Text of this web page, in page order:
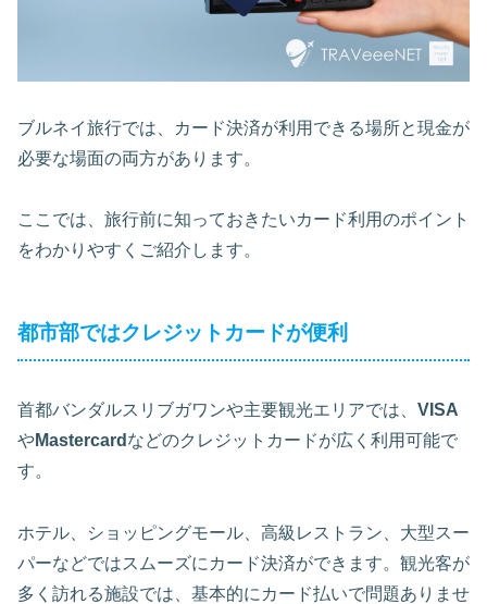
ブルネイ旅行では、カード決済が利用できる場所と現金が
必要な場面の両方があります。
ここでは、旅行前に知っておきたいカード利用のポイント
をわかりやすくご紹介します。
都市部ではクレジットカードが便利
首都バンダルスリブガワンや主要観光エリアでは、 VISA
やMastercard などのクレジットカードが広く利用可能で
す。
ホテル、ショッピングモール、高級レストラン、大型スー
パーなどではスムーズにカード決済ができます。観光客が
多く訪れる施設では、基本的にカード払いで問題ありませ